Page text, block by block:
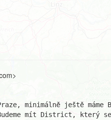
minimálně ještě máme
mít District, který